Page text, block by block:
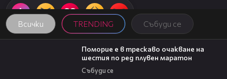
Всички TRENDING Събуди се
03:22
Поморие е в трескаво очакване на
шестия по ред плувен маратон
Събуди се